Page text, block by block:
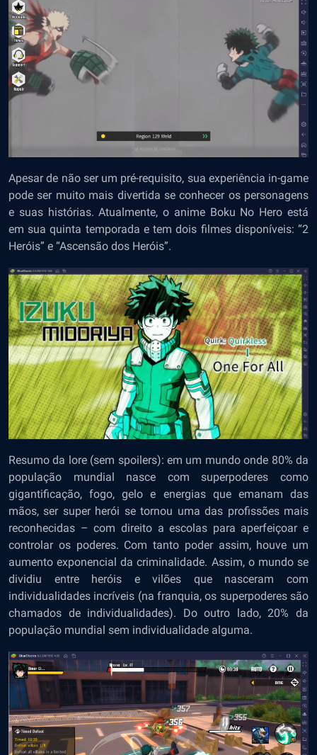
Apesar de não ser um pré-requisito, sua experiência in-game
pode ser muito mais divertida se conhecer os personagens
e suas histórias. Atualmente, o anime Boku No Hero está
em sua quinta temporada e tem dois filmes disponíveis: “2
Heróis” e “Ascensão dos Heróis”.
Resumo da lore (sem spoilers): em um mundo onde 80% da
população mundial nasce com superpoderes como
gigantificação, fogo, gelo e energias que emanam das
mãos, ser super herói se tornou uma das profissões mais
reconhecidas – com direito a escolas para aperfeiçoar e
controlar os poderes. Com tanto poder assim, houve um
aumento exponencial da criminalidade. Assim, o mundo se
dividiu entre heróis e vilões que nasceram com
individualidades incríveis (na franquia, os superpoderes são
chamados de individualidades). Do outro lado, 20% da
população mundial sem individualidade alguma.